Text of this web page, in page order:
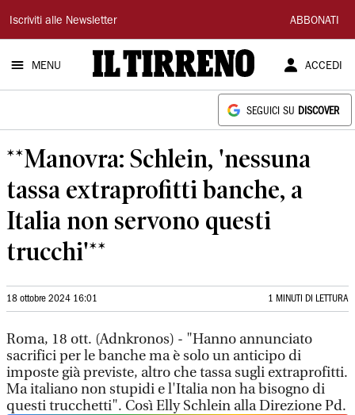
Il
Tirreno
Iscriviti alle Newsletter ABBONATI
MENU ACCEDI
SEGUICI SU DISCOVER
**Manovra: Schlein, 'nessuna
tassa extraprofitti banche, a
Italia non servono questi
trucchi'**
18 ottobre 2024 16:01 1 MINUTI DI LETTURA
Roma, 18 ott. (Adnkronos) - "Hanno annunciato
sacrifici per le banche ma è solo un anticipo di
imposte già previste, altro che tassa sugli extraprofitti.
Ma italiano non stupidi e l'Italia non ha bisogno di
questi trucchetti". Così Elly Schlein alla Direzione Pd.